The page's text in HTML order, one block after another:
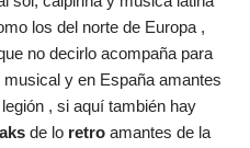
los del norte de Europa ,
no decirlo acompaña para
y en España amantes
, si aquí también hay
de lo retro amantes de la